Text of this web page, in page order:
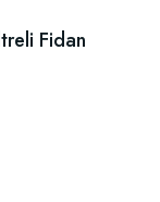
Fidan